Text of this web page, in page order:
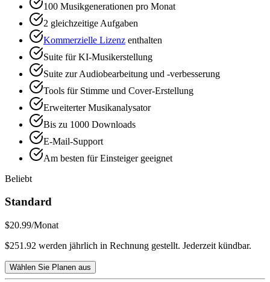
100 Musikgenerationen pro Monat
2 gleichzeitige Aufgaben
Kommerzielle Lizenz enthalten
Suite für KI-Musikerstellung
Suite zur Audiobearbeitung und -verbesserung
Tools für Stimme und Cover-Erstellung
Erweiterter Musikanalysator
Bis zu 1000 Downloads
E-Mail-Support
Am besten für Einsteiger geeignet
Beliebt
Standard
$20.99/Monat
$251.92 werden jährlich in Rechnung gestellt. Jederzeit kündbar.
Wählen Sie Planen aus